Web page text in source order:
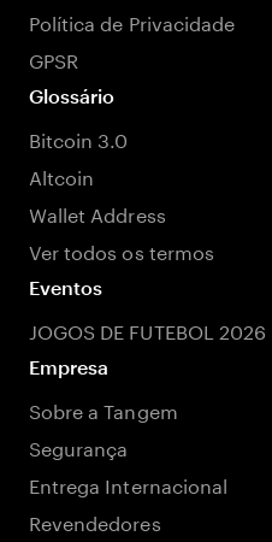
Política de Privacidade
GPSR
Glossário
Bitcoin 3.0
Altcoin
Wallet Address
Ver todos os termos
Eventos
JOGOS DE FUTEBOL 2026
Empresa
Sobre a Tangem
Segurança
Entrega Internacional
Revendedores